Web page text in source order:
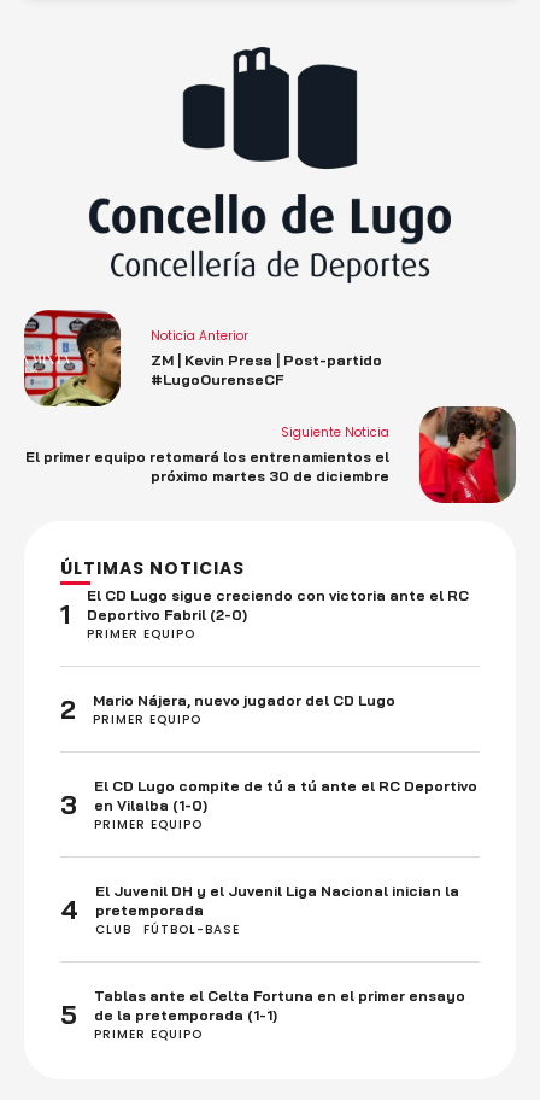
Noticia Anterior
ZM | Kevin Presa | Post-partido
#LugoOurenseCF
Siguiente Noticia
El primer equipo retomará los entrenamientos el
próximo martes 30 de diciembre
ÚLTIMAS NOTICIAS
1
El CD Lugo sigue creciendo con victoria ante el RC
Deportivo Fabril (2-0)
PRIMER EQUIPO
2
Mario Nájera, nuevo jugador del CD Lugo
PRIMER EQUIPO
3
El CD Lugo compite de tú a tú ante el RC Deportivo
en Vilalba (1-0)
PRIMER EQUIPO
4
El Juvenil DH y el Juvenil Liga Nacional inician la
pretemporada
CLUB
FÚTBOL-BASE
5
Tablas ante el Celta Fortuna en el primer ensayo
de la pretemporada (1-1)
PRIMER EQUIPO